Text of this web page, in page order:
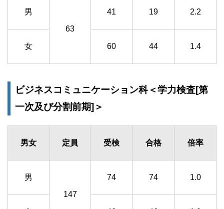
男
63
41 19 2.2
女 60 44 1.4
ビジネスコミュニケーション科＜学力検査[第
一次及び分割前期]＞
男女 定員 受検 合格 倍率
男
147
74 74 1.0